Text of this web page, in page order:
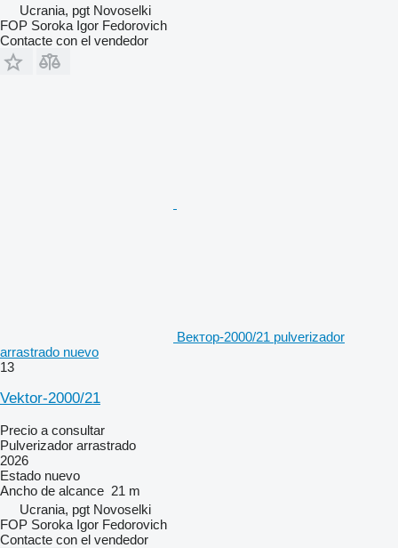
Ucrania, pgt Novoselki
FOP Soroka Igor Fedorovich
Contacte con el vendedor
Вектор-2000/21 pulverizador
arrastrado nuevo
13
Vektor-2000/21
Precio a consultar
Pulverizador arrastrado
2026
Estado nuevo
Ancho de alcance 21 m
Ucrania, pgt Novoselki
FOP Soroka Igor Fedorovich
Contacte con el vendedor